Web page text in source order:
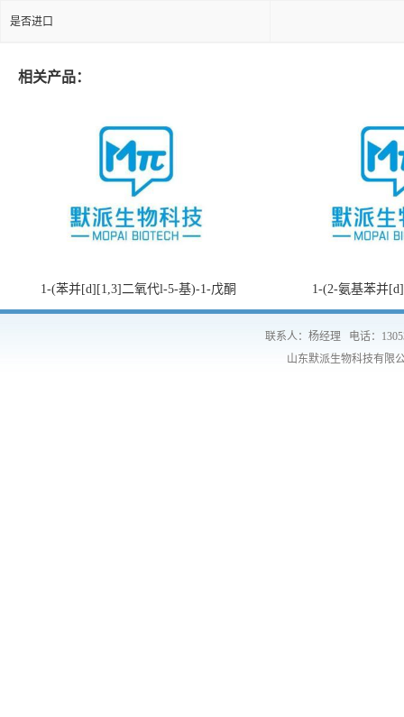
是否进口
相关产品：
1-(苯并[d][1,3]二氧代l-5-基)-1-戊酮 1-(2-氨基苯并
联系人：杨经理 电话：
山东默派生物科技有限